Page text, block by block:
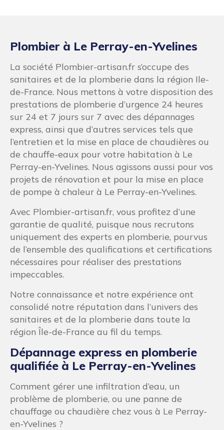
Plombier à Le Perray-en-Yvelines
La société Plombier-artisan.fr s’occupe des
sanitaires et de la plomberie dans la région Ile-
de-France. Nous mettons à votre disposition des
prestations de plomberie d’urgence 24 heures
sur 24 et 7 jours sur 7 avec des dépannages
express, ainsi que d’autres services tels que
l’entretien et la mise en place de chaudières ou
de chauffe-eaux pour votre habitation à Le
Perray-en-Yvelines. Nous agissons aussi pour vos
projets de rénovation et pour la mise en place
de pompe à chaleur à Le Perray-en-Yvelines.
Avec Plombier-artisan.fr, vous profitez d’une
garantie de qualité, puisque nous recrutons
uniquement des experts en plomberie, pourvus
de l’ensemble des qualifications et certifications
nécessaires pour réaliser des prestations
impeccables.
Notre connaissance et notre expérience ont
consolidé notre réputation dans l’univers des
sanitaires et de la plomberie dans toute la
région Île-de-France au fil du temps.
Dépannage express en plomberie
qualifiée à Le Perray-en-Yvelines
Comment gérer une infiltration d’eau, un
problème de plomberie, ou une panne de
chauffage ou chaudière chez vous à Le Perray-
en-Yvelines ?